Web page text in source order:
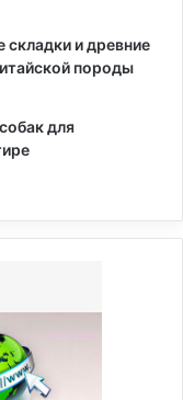
и древние
породы
для